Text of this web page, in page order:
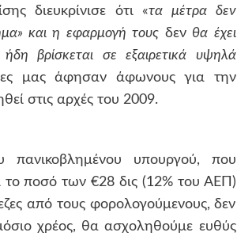
διευκρίνισε ότι «τα μέτρα δεν
και η εφαρμογή τους δενθα έχει
βρίσκεται σε εξαιρετικά υψηλά
μας άφησαν άφωνους για την
στις αρχές του 2009.
υπουργού, που
το ποσό των €28 δις (12% του ΑΕΠ)
από τους φορολογούμενους, δεν
χρέος, θα ασχοληθούμε ευθύς